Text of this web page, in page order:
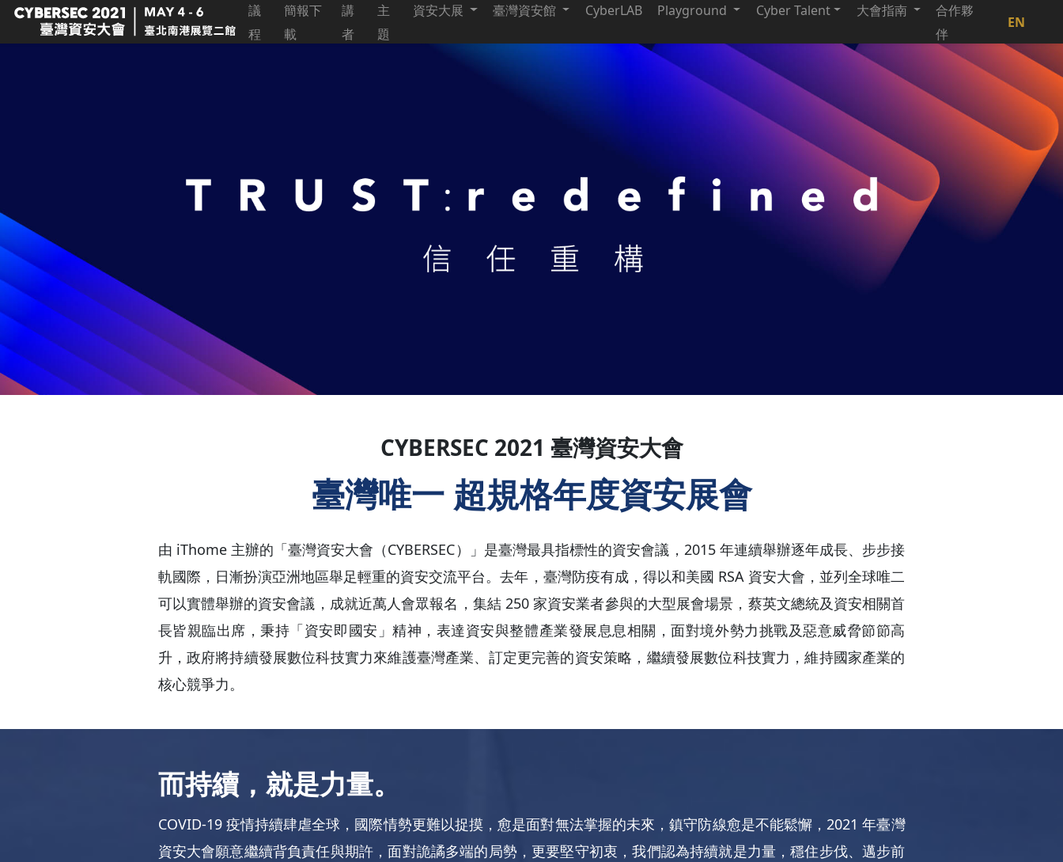
議
程
簡報下
載
講
者
主
題
資安大展 臺灣資安館 CyberLAB Playground Cyber Talent 大會指南
合作夥
伴
EN
CYBERSEC 2021 臺灣資安大會
臺灣唯一 超規格年度資安展會
由 iThome 主辦的「臺灣資安大會（CYBERSEC）」是臺灣最具指標性的資安會議，2015 年連續舉辦逐年成長、步步接
軌國際，日漸扮演亞洲地區舉足輕重的資安交流平台。去年，臺灣防疫有成，得以和美國 RSA 資安大會，並列全球唯二
可以實體舉辦的資安會議，成就近萬人會眾報名，集結 250 家資安業者參與的大型展會場景，蔡英文總統及資安相關首
長皆親臨出席，秉持「資安即國安」精神，表達資安與整體產業發展息息相關，面對境外勢力挑戰及惡意威脅節節高
升，政府將持續發展數位科技實力來維護臺灣產業、訂定更完善的資安策略，繼續發展數位科技實力，維持國家產業的
核心競爭力。
而持續，就是力量。
COVID-19 疫情持續肆虐全球，國際情勢更難以捉摸，愈是面對無法掌握的未來，鎮守防線愈是不能鬆懈，2021 年臺灣
資安大會願意繼續背負責任與期許，面對詭譎多端的局勢，更要堅守初衷，我們認為持續就是力量，穩住步伐、邁步前